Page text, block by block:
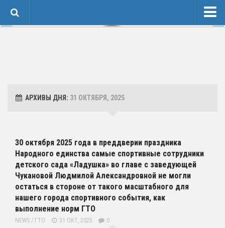
Контакты
4 Образовательные стандарты и требования
Спортивная Подготовка
Соревнования
Календарь
Положения и протоколы
АРХИВЫ ДНЯ: 31 ОКТЯБРЯ, 2025
30 октября 2025 года в преддверии праздника
Народного единства самые спортивные сотрудники
детского сада «Ладушка» во главе с заведующей
Чукановой Людмилой Александровной не могли
остаться в стороне от такого масштабного для
нашего города спортивного события, как
выполнение норм ГТО
NEWS / ГТО 31 ОКТ, 2025 0